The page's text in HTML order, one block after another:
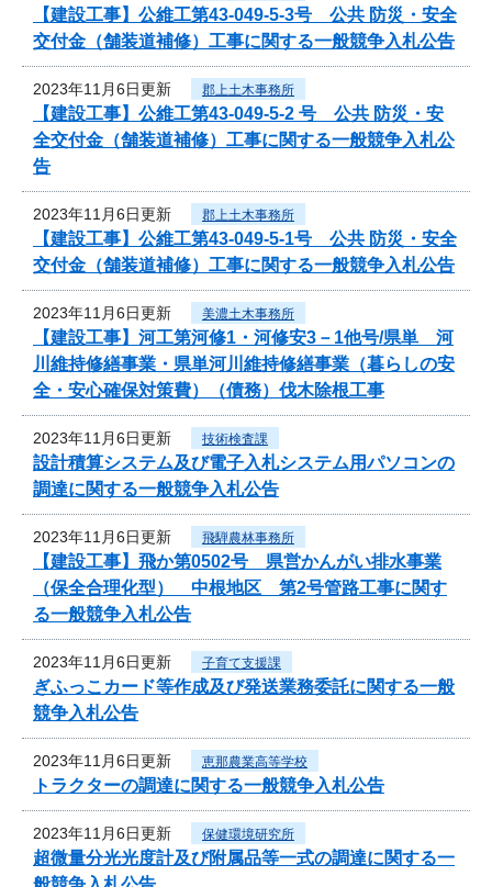
【建設工事】公維工第43-049-5-3号 公共 防災・安全
交付金（舗装道補修）工事に関する一般競争入札公告
2023年11月6日更新 郡上土木事務所
【建設工事】公維工第43-049-5-2 号 公共 防災・安
全交付金（舗装道補修）工事に関する一般競争入札公
告
2023年11月6日更新 郡上土木事務所
【建設工事】公維工第43-049-5-1号 公共 防災・安全
交付金（舗装道補修）工事に関する一般競争入札公告
2023年11月6日更新 美濃土木事務所
【建設工事】河工第河修1・河修安3－1他号/県単 河
川維持修繕事業・県単河川維持修繕事業（暮らしの安
全・安心確保対策費）（債務）伐木除根工事
2023年11月6日更新 技術検査課
設計積算システム及び電子入札システム用パソコンの
調達に関する一般競争入札公告
2023年11月6日更新 飛騨農林事務所
【建設工事】飛か第0502号 県営かんがい排水事業
（保全合理化型） 中根地区 第2号管路工事に関す
る一般競争入札公告
2023年11月6日更新 子育て支援課
ぎふっこカード等作成及び発送業務委託に関する一般
競争入札公告
2023年11月6日更新 恵那農業高等学校
トラクターの調達に関する一般競争入札公告
2023年11月6日更新 保健環境研究所
超微量分光光度計及び附属品等一式の調達に関する一